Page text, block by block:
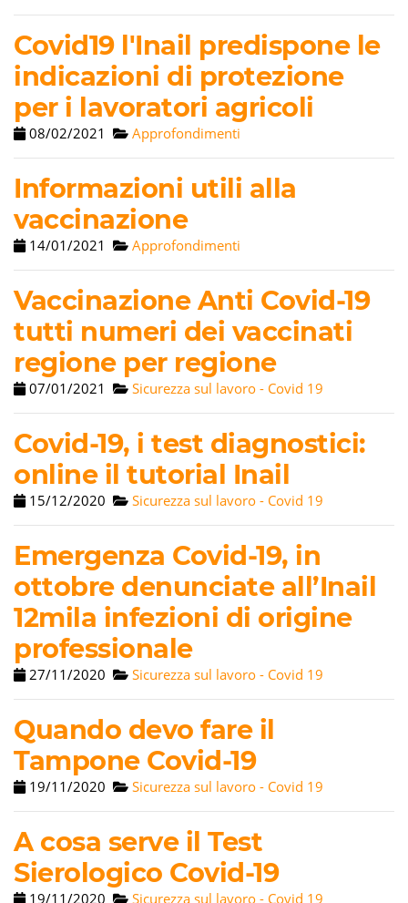
Covid19 l'Inail predispone le
indicazioni di protezione
per i lavoratori agricoli
08/02/2021 Approfondimenti
Informazioni utili alla
vaccinazione
14/01/2021 Approfondimenti
Vaccinazione Anti Covid-19
tutti numeri dei vaccinati
regione per regione
07/01/2021 Sicurezza sul lavoro - Covid 19
Covid-19, i test diagnostici:
online il tutorial Inail
15/12/2020 Sicurezza sul lavoro - Covid 19
Emergenza Covid-19, in
ottobre denunciate all’Inail
12mila infezioni di origine
professionale
27/11/2020 Sicurezza sul lavoro - Covid 19
Quando devo fare il
Tampone Covid-19
19/11/2020 Sicurezza sul lavoro - Covid 19
A cosa serve il Test
Sierologico Covid-19
19/11/2020 Sicurezza sul lavoro - Covid 19